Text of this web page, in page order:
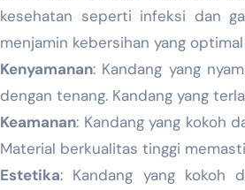
kesehatan seperti infeksi dan
menjamin kebersihan yang
Kenyamanan: Kandang yang
dengan tenang. Kandang yang
Keamanan: Kandang yang kokoh
Material berkualitas tinggi
Estetika: Kandang yang kokoh